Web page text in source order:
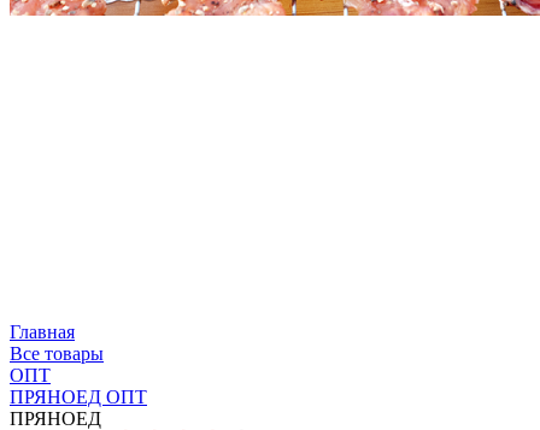
Главная
Все товары
ОПТ
ПРЯНОЕД ОПТ
ПРЯНОЕД